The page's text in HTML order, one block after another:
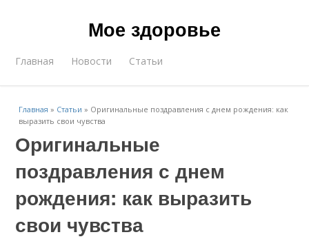
Мое здоровье
Главная Новости Статьи
Главная » Статьи » Оригинальные поздравления с днем рождения: как
выразить свои чувства
Оригинальные
поздравления с днем
рождения: как выразить
свои чувства